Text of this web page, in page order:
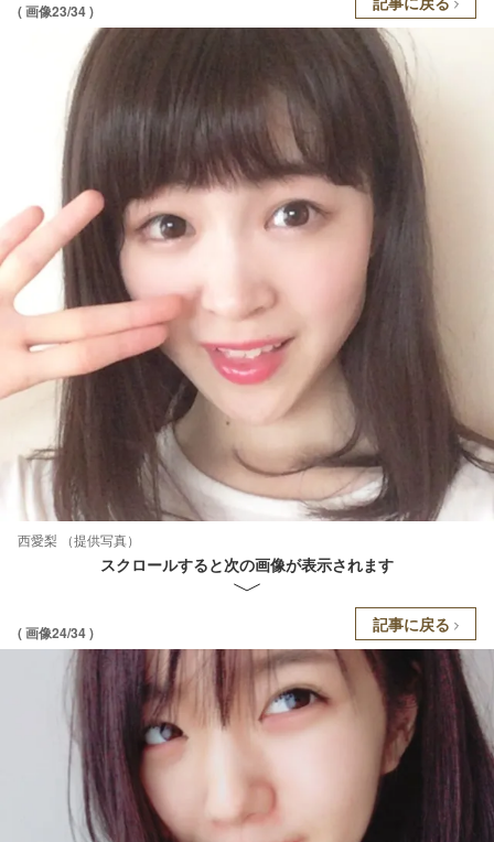
( 画像23/34 )
西愛梨 （提供写真）
スクロールすると次の画像が表示されます
( 画像24/34 ) 記事に戻る